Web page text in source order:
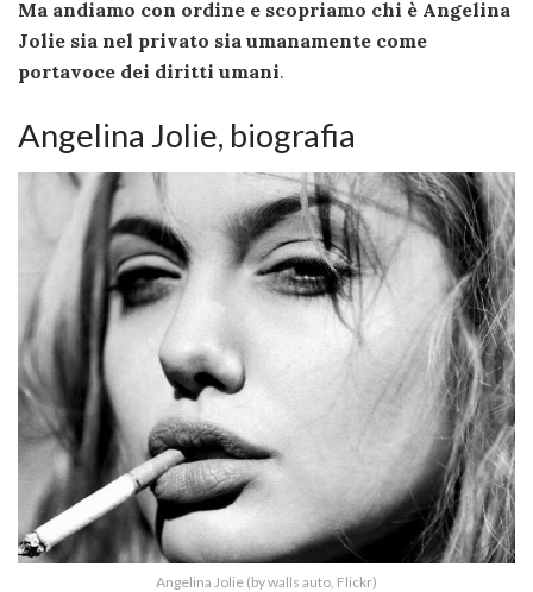
Ma andiamo con ordine e scopriamo chi è Angelina
Jolie sia nel privato sia umanamente come
portavoce dei diritti umani.
Angelina Jolie, biografia
Angelina Jolie (by walls auto, Flickr)